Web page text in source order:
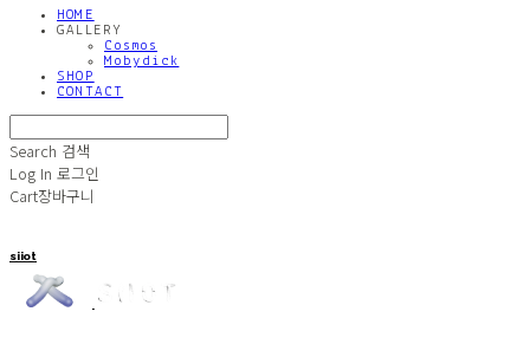
HOME
GALLERY
Cosmos
Mobydick
SHOP
CONTACT
Search 검색
Log In 로그인
Cart장바구니
siiot